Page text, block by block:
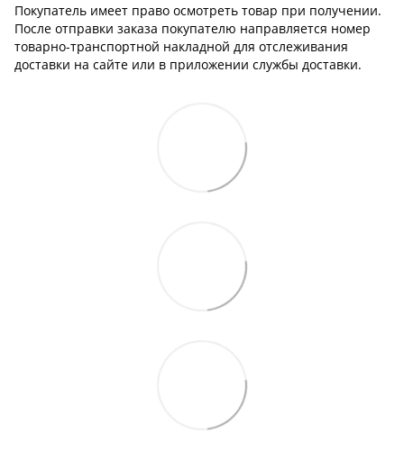
Покупатель имеет право осмотреть товар при получении.
После отправки заказа покупателю направляется номер
товарно-транспортной накладной для отслеживания
доставки на сайте или в приложении службы доставки.